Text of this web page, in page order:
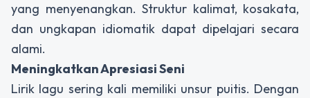
yang menyenangkan. Struktur kalimat, kosakata,
dan ungkapan idiomatik dapat dipelajari secara
alami.
Meningkatkan Apresiasi Seni
Lirik lagu sering kali memiliki unsur puitis. Dengan